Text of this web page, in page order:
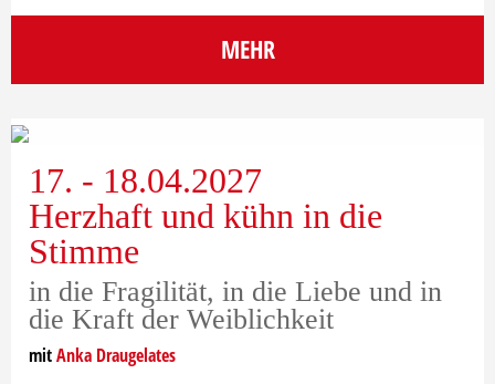
MEHR
17. - 18.04.2027
Herzhaft und kühn in die
Stimme
in die Fragilität, in die Liebe und in
die Kraft der Weiblichkeit
mitAnka Draugelates